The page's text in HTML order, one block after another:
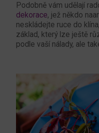
Podobně vám udělají
dekorace, jež někdo
neskládejte ruce do
základ, který lze ještě
podle vaší nálady, ale